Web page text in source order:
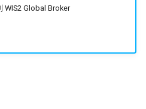
WIS2 Global Broker